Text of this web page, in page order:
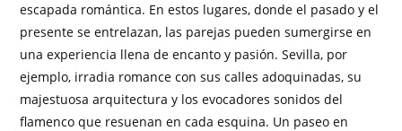
escapada romántica. En estos lugares, donde el pasado y el
presente se entrelazan, las parejas pueden sumergirse en
una experiencia llena de encanto y pasión. Sevilla, por
ejemplo, irradia romance con sus calles adoquinadas, su
majestuosa arquitectura y los evocadores sonidos del
flamenco que resuenan en cada esquina. Un paseo en